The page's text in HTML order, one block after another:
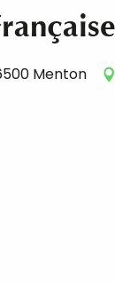
Menton